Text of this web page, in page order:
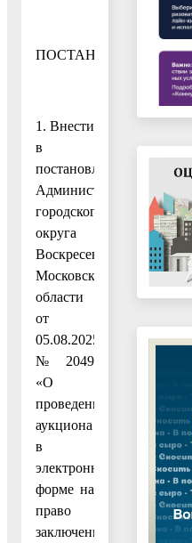
ПОСТАНОВЛЯЮ:
1. Внести
в
постановление
Администрации
городского
округа
Воскресенск
Московской
области
от
05.08.2025
№ 2049
«О
проведении
аукциона
в
электронной
форме на
право
заключения